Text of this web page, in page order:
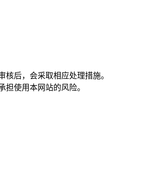
后，会采取相应处理措施。
使用本网站的风险。